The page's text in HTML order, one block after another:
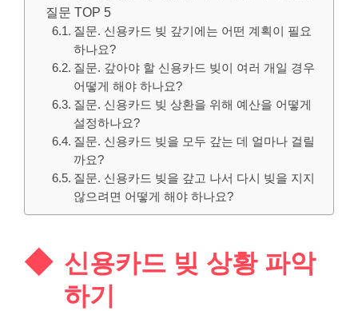
질문 TOP 5
질문. 신용카드 빚 갚기에는 어떤 계획이 필요
하나요?
질문. 갚아야 할 신용카드 빚이 여러 개일 경우
어떻게 해야 하나요?
질문. 신용카드 빚 상환을 위해 예산을 어떻게
설정하나요?
질문. 신용카드 빚을 모두 갚는 데 얼마나 걸릴
까요?
질문. 신용카드 빚을 갚고 나서 다시 빚을 지지
않으려면 어떻게 해야 하나요?
신용카드 빚 상황 파악
하기